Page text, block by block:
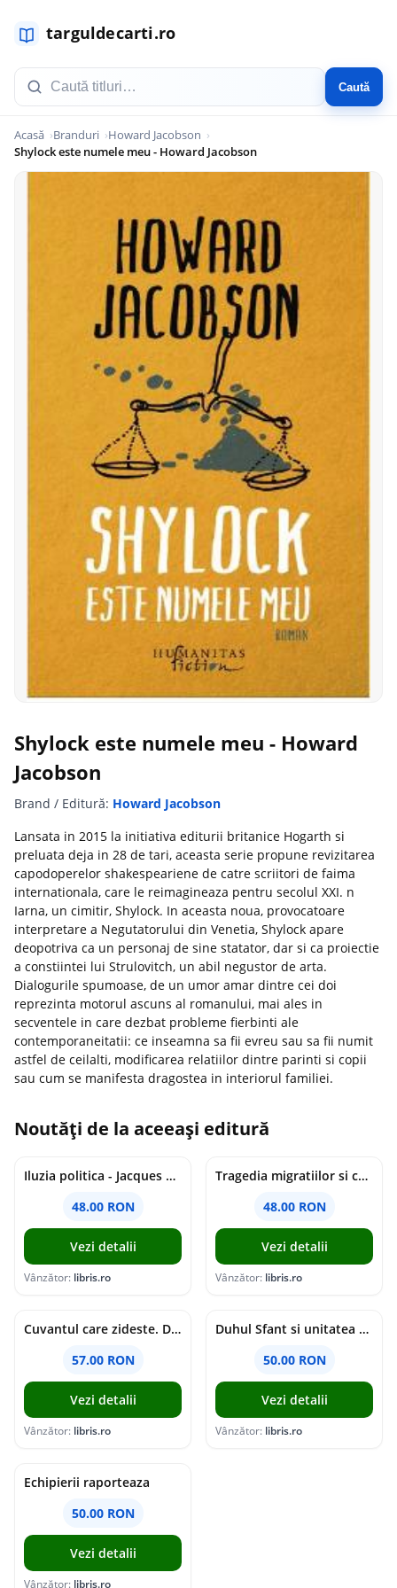
Caută
Acasă Branduri
Howard Jacobson
Shylock este numele meu - Howard Jacobson
Shylock este numele meu - Howard
Jacobson
Brand / Editură: Howard Jacobson
Lansata in 2015 la initiativa editurii britanice Hogarth si
preluata deja in 28 de tari, aceasta serie propune revizitarea
capodoperelor shakespeariene de catre scriitori de faima
internationala, care le reimagineaza pentru secolul XXI. n
Iarna, un cimitir, Shylock. In aceasta noua, provocatoare
interpretare a Negutatorului din Venetia, Shylock apare
deopotriva ca un personaj de sine statator, dar si ca proiectie
a constiintei lui Strulovitch, un abil negustor de arta.
Dialogurile spumoase, de un umor amar dintre cei doi
reprezinta motorul ascuns al romanului, mai ales in
secventele in care dezbat probleme fierbinti ale
contemporaneitatii: ce inseamna sa fii evreu sau sa fii numit
astfel de ceilalti, modificarea relatiilor dintre parinti si copii
sau cum se manifesta dragostea in interiorul familiei.
Noutăți de la aceeași editură
Iluzia politica - Jacques Ellul
48.00 RON
Vezi detalii
Vânzător: libris.ro
Tragedia migratiilor si caderea imperiilor. Sfantul Augustin si noi - Chantal Delsol
48.00 RON
Vezi detalii
Vânzător: libris.ro
Cuvantul care zideste. Dialoguri - Vartan Arachelian
57.00 RON
Vezi detalii
Vânzător: libris.ro
Duhul Sfant si unitatea Bisericii. Jurnal de Conciliu - Andre Scrima
50.00 RON
Vezi detalii
Vânzător: libris.ro
Echipierii raporteaza
50.00 RON
Vezi detalii
Vânzător: libris.ro